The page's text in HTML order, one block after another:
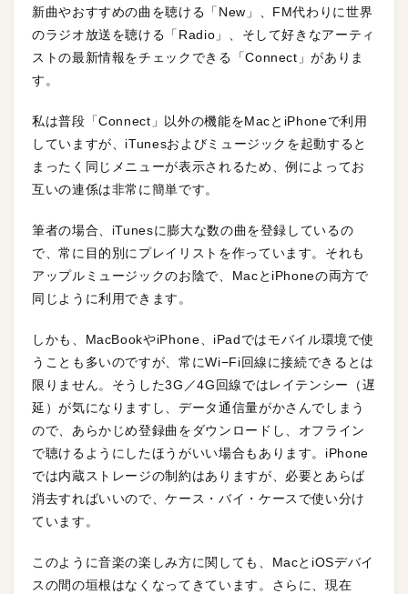
新曲やおすすめの曲を聴ける「New」、FM代わりに世界
のラジオ放送を聴ける「Radio」、そして好きなアーティ
ストの最新情報をチェックできる「Connect」がありま
す。
私は普段「Connect」以外の機能をMacとiPhoneで利用
していますが、iTunesおよびミュージックを起動すると
まったく同じメニューが表示されるため、例によってお
互いの連係は非常に簡単です。
筆者の場合、iTunesに膨大な数の曲を登録しているの
で、常に目的別にプレイリストを作っています。それも
アップルミュージックのお陰で、MacとiPhoneの両方で
同じように利用できます。
しかも、MacBookやiPhone、iPadではモバイル環境で使
うことも多いのですが、常にWi−Fi回線に接続できるとは
限りません。そうした3G／4G回線ではレイテンシー（遅
延）が気になりますし、データ通信量がかさんでしまう
ので、あらかじめ登録曲をダウンロードし、オフライン
で聴けるようにしたほうがいい場合もあります。iPhone
では内蔵ストレージの制約はありますが、必要とあらば
消去すればいいので、ケース・バイ・ケースで使い分け
ています。
このように音楽の楽しみ方に関しても、MacとiOSデバイ
スの間の垣根はなくなってきています。さらに、現在